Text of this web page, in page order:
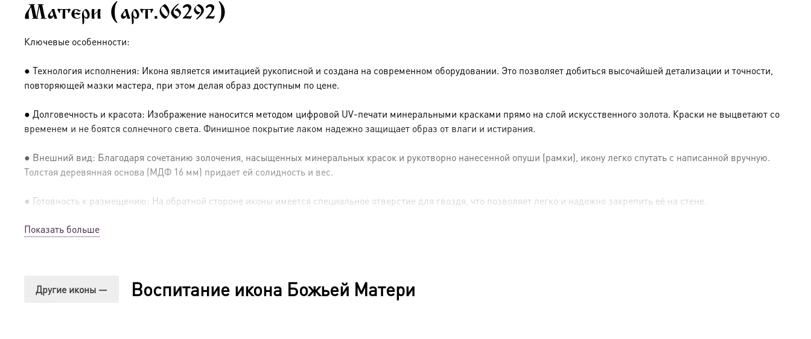
Матери (арт.06292)
Ключевые особенности:
● Технология исполнения: Икона является имитацией рукописной и создана на современном оборудовании. Это позволяет добиться высочайшей детализации и точности,
повторяющей мазки мастера, при этом делая образ доступным по цене.
● Долговечность и красота: Изображение наносится методом цифровой UV-печати минеральными красками прямо на слой искусственного золота. Краски не выцветают со
временем и не боятся солнечного света. Финишное покрытие лаком надежно защищает образ от влаги и истирания.
● Внешний вид: Благодаря сочетанию золочения, насыщенных минеральных красок и рукотворно нанесенной опуши (рамки), икону легко спутать с написанной вручную.
Толстая деревянная основа (МДФ 16 мм) придает ей солидность и вес.
● Готовность к размещению: На обратной стороне иконы имеется специальное отверстие для гвоздя, что позволяет легко и надежно закрепить её на стене.
● Освящение: Производство освящено
● Основа: МДФ, толщина 16 мм.
Показать больше
Другие иконы — Воспитание икона Божьей Матери